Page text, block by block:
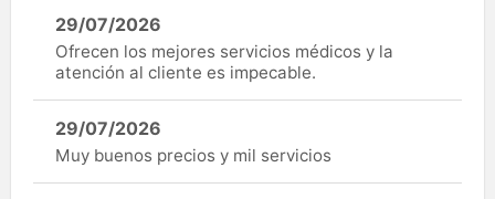
29/07/2026
Ofrecen los mejores servicios médicos y la
atención al cliente es impecable.
29/07/2026
Muy buenos precios y mil servicios